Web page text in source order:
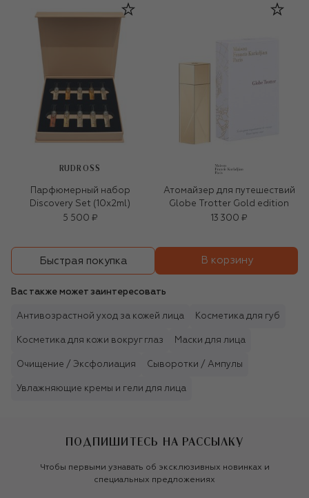
RUDROSS
Парфюмерный набор
Discovery Set (10x2ml)
5 500 ₽
Атомайзер для путешествий
Globe Trotter Gold edition
13 300 ₽
Быстрая покупка В корзину
Вас также может заинтересовать
Антивозрастной уход за кожей лица Косметика для губ
Косметика для кожи вокруг глаз Маски для лица
Очищение / Эксфолиация Сыворотки / Ампулы
Увлажняющие кремы и гели для лица
ПОДПИШИТЕСЬ НА РАССЫЛКУ
Чтобы первыми узнавать об эксклюзивных новинках и
специальных предложениях